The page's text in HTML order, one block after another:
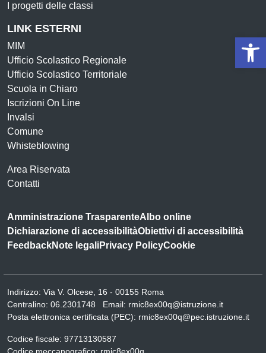
I progetti delle classi
LINK ESTERNI
MIM
Ufficio Scolastico Regionale
Ufficio Scolastico Territoriale
Scuola in Chiaro
Iscrizioni On Line
Invalsi
Comune
Whisteblowing
Area Riservata
Contatti
Amministrazione TrasparenteAlbo online
Dichiarazione di accessibilitàObiettivi di accessibilità
FeedbackNote legaliPrivacy PolicyCookie
Indirizzo: Via V. Olcese, 16 - 00155 Roma
Centralino: 06.2301748 Email: rmic8ex00q@istruzione.it
Posta elettronica certificata (PEC): rmic8ex00q@pec.istruzione.it
Codice fiscale: 97713130587